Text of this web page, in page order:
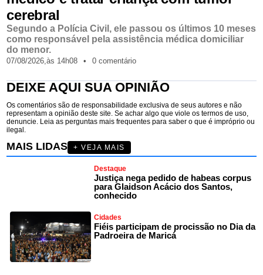
cerebral
Segundo a Polícia Civil, ele passou os últimos 10 meses
como responsável pela assistência médica domiciliar
do menor.
07/08/2026,às 14h08 • 0 comentário
DEIXE AQUI SUA OPINIÃO
Os comentários são de responsabilidade exclusiva de seus autores e não
representam a opinião deste site. Se achar algo que viole os termos de uso,
denuncie. Leia as perguntas mais frequentes para saber o que é impróprio ou
ilegal.
MAIS LIDAS + VEJA MAIS
Destaque
Justiça nega pedido de habeas corpus
para Glaidson Acácio dos Santos,
conhecido
Cidades
Fiéis participam de procissão no Dia da
Padroeira de Maricá